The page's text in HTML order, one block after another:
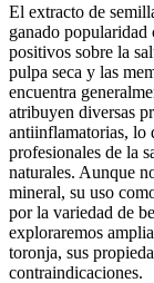
El extracto de
ganado popularidad
positivos sobre la
pulpa seca y las
encuentra
atribuyen diversas
antiinflamatorias, lo
profesionales de la
naturales. Aunque
mineral, su uso
por la variedad de
exploraremos
toronja, sus
contraindicaciones.